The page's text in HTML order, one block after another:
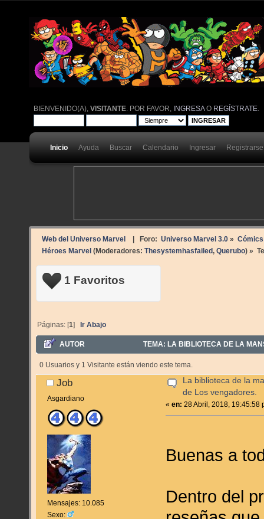
BIENVENIDO(A),VISITANTE . POR FAVOR, INGRESAO REGÍSTRATE
Inicio Ayuda Buscar Calendario Ingresar Registrarse
Web del Universo Marvel | Foro: Universo Marvel 3.0» Cómics
Héroes Marvel (Moderadores: Thesystemhasfailed, Querubo) »
1 Favoritos
Páginas: [1]Ir Abajo
AUTOR TEMA: LA BIBLIOTECA DE LA
0 Usuarios y 1 Visitante están viendo este tema.
Job
Asgardiano
Mensajes: 10.085
Sexo:
La biblioteca de la
de Los vengadores.
«en: 28 Abril, 2018, 19:45:58
Buenas a
Dentro del